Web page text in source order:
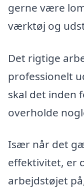
gerne være
værktøj og
Det rigtige
professionelt
skal det inden
overholde
Især når det
effektivitet, er
arbejdstøjet